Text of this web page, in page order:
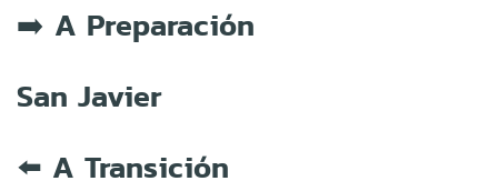
➡️ A Preparación
San Javier
⬅️ A Transición